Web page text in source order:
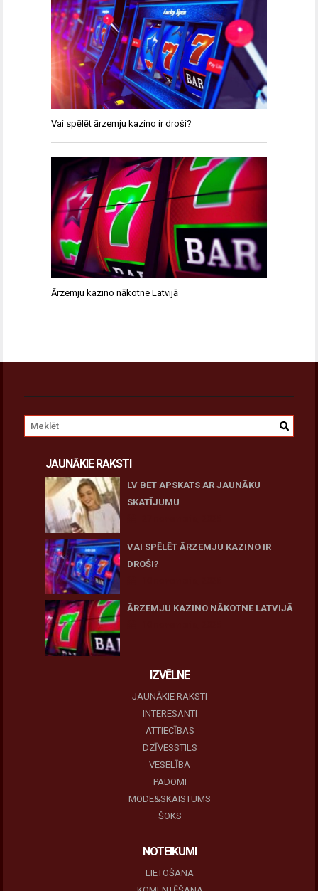
Vai spēlēt ārzemju kazino ir droši?
Ārzemju kazino nākotne Latvijā
JAUNĀKIE RAKSTI
LV BET APSKATS AR JAUNĀKU
SKATĪJUMU
VAI SPĒLĒT ĀRZEMJU KAZINO IR
DROŠI?
ĀRZEMJU KAZINO NĀKOTNE LATVIJĀ
IZVĒLNE
JAUNĀKIE RAKSTI
INTERESANTI
ATTIECĪBAS
DZĪVESSTILS
VESELĪBA
PADOMI
MODE&SKAISTUMS
ŠOKS
NOTEIKUMI
LIETOŠANA